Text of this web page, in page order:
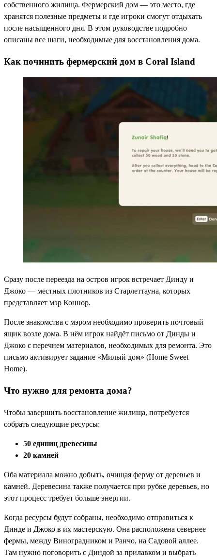
собственного жилища. Фермерский дом — это место, где
хранятся полезные предметы и где игроки смогут отдыхать
после насыщенного дня. В этом руководстве подробно
описаны все шаги, необходимые для восстановления дома.
Как починить фермерский дом в Coral Island
Сразу после переезда на остров игрок встречает Динду и
Джоко — местных плотников из Старлеттауна, которых
представляет мэр Коннор.
После знакомства с мэром необходимо проверить почтовый
ящик возле дома. В нём игрок найдёт письмо от Динды и
Джоко с перечнем материалов, необходимых для ремонта. Это
письмо активирует задание «Милый дом» (Home Sweet
Home).
Что нужно для ремонта дома?
Чтобы завершить восстановление жилища, потребуется
собрать следующие ресурсы:
50 единиц древесины
20 камней
Оба материала можно добыть, очищая ферму от деревьев и
камней. Деревесина также получается при рубке деревьев, но
этот процесс требует больше энергии.
Когда ресурсы будут собраны, необходимо отправиться к
Динде и Джоко в их мастерскую. Она расположена севернее
фермы, между Виноградником и Ранчо, на Садовой аллее.
Там нужно поговорить с Диндой за прилавком и выбрать